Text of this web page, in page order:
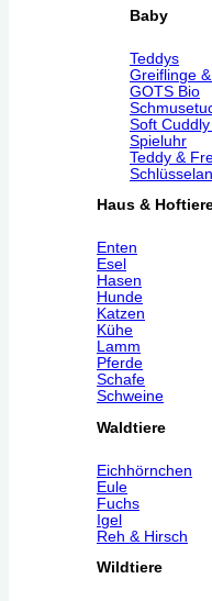
Baby
Teddys
Greiflinge
GOTS Bio
Soft
Spieluhr
Teddy &
Haus &
Enten
Esel
Hasen
Hunde
Katzen
Kühe
Lamm
Pferde
Schafe
Schweine
Waldtiere
Eichhörnchen
Eule
Fuchs
Igel
Reh & Hirsch
Wildtiere